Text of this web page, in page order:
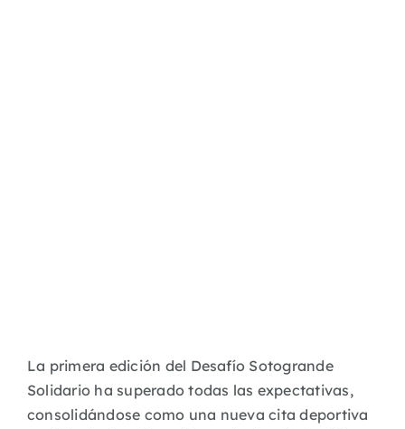
La primera edición del Desafío Sotogrande
Solidario ha superado todas las expectativas,
consolidándose como una nueva cita deportiva